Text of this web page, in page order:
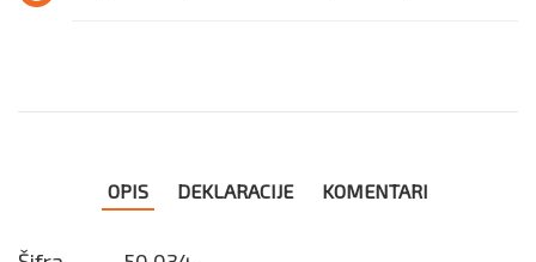
OPIS DEKLARACIJE KOMENTARI